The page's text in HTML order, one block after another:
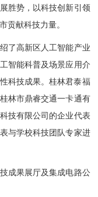
胜势，以科技创新引领
贡献科技力量。
了高新区人工智能产业
智能科普及场景应用介
科技成果。桂林君泰福
林市鼎睿交通一卡通有
技有限公司的企业代表
与学校科技团队专家进
成果展厅及集成电路公